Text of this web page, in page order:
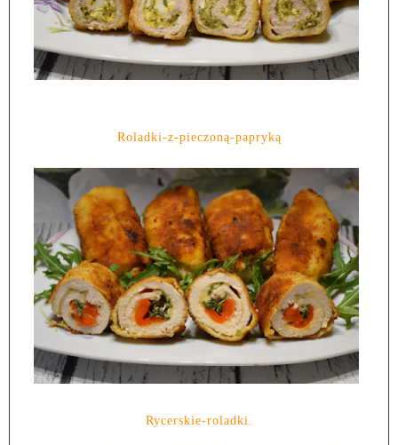
Roladki-z-pieczoną-papryką
Rycerskie-roladki.